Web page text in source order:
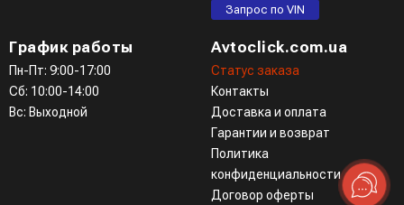
Запрос по VIN
График работы
Пн-Пт: 9:00-17:00
Сб: 10:00-14:00
Вс: Выходной
Avtoclick.com.ua
Статус заказа
Контакты
Доставка и оплата
Гарантии и возврат
Политика
конфиденциальности
Договор оферты